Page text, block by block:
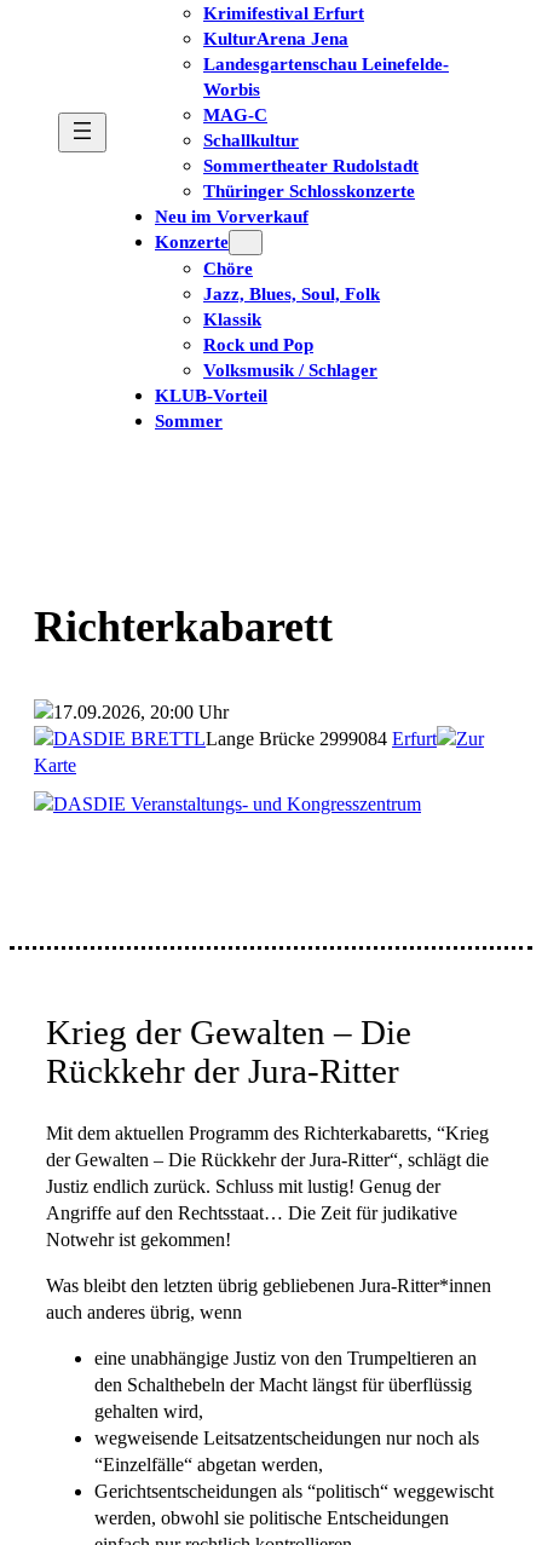
Krimifestival Erfurt
KulturArena Jena
Landesgartenschau Leinefelde-
Worbis
MAG-C
Schallkultur
Sommertheater Rudolstadt
Thüringer Schlosskonzerte
Neu im Vorverkauf
Konzerte
Chöre
Jazz, Blues, Soul, Folk
Klassik
Rock und Pop
Volksmusik / Schlager
KLUB-Vorteil
Sommer
Richterkabarett
17.09.2026, 20:00 Uhr
DASDIE BRETTLLange Brücke 2999084 Erfurt
Zur
Karte
DASDIE Veranstaltungs- und Kongresszentrum
Krieg der Gewalten – Die
Rückkehr der Jura-Ritter
Mit dem aktuellen Programm des Richterkabaretts, “Krieg
der Gewalten – Die Rückkehr der Jura-Ritter“, schlägt die
Justiz endlich zurück. Schluss mit lustig! Genug der
Angriffe auf den Rechtsstaat… Die Zeit für judikative
Notwehr ist gekommen!
Was bleibt den letzten übrig gebliebenen Jura-Ritter*innen
auch anderes übrig, wenn
eine unabhängige Justiz von den Trumpeltieren an
den Schalthebeln der Macht längst für überflüssig
gehalten wird,
wegweisende Leitsatzentscheidungen nur noch als
“Einzelfälle“ abgetan werden,
Gerichtsentscheidungen als “politisch“ weggewischt
werden, obwohl sie politische Entscheidungen